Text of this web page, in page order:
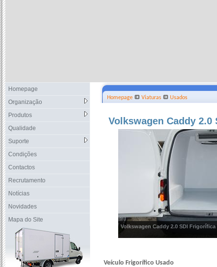
Homepage
Organização
Produtos
Qualidade
Suporte
Condições
Contactos
Recrutamento
Notícias
Novidades
Mapa do Site
Homepage Viaturas Usados
Volkswagen Caddy
Volkswagen Caddy 2.0 SDI Frigorífica
Veículo Frigorífico Usado